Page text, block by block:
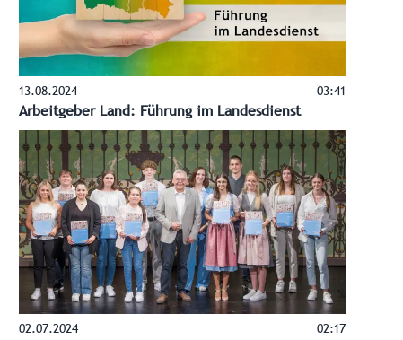
13.08.2024 03:41
Arbeitgeber Land: Führung im Landesdienst
02.07.2024 02:17